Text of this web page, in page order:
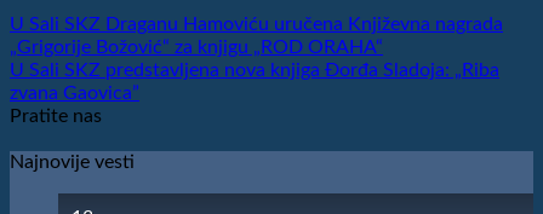
U Sali SKZ Draganu Hamoviću uručena Književna nagrada
„Grigorije Božović“ za knjigu „ROD ORAHA“
U Sali SKZ predstavljena nova knjiga Đorđa Sladoja: „Riba
zvana Gaovica”
Pratite nas
Najnovije vesti